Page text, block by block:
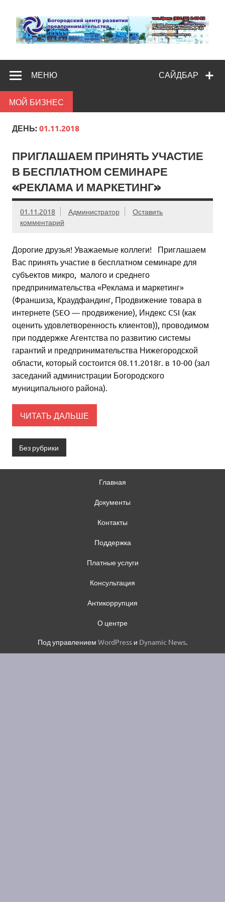
content
САЙДБАР
МЕНЮ
МОЙ БИЗНЕС
ДЕНЬ:01.11.2018
ПРИГЛАШАЕМ ПРИНЯТЬ УЧАСТИЕ
В БЕСПЛАТНОМ СЕМИНАРЕ
«РЕКЛАМА И МАРКЕТИНГ»
01.11.2018 Администратор
Оставить
комментарий
Дорогие друзья! Уважаемые коллеги! Приглашаем
Вас принять участие в бесплатном семинаре для
субъектов микро, малого и среднего
предпринимательства «Реклама и маркетинг»
(Франшиза, Краудфандинг, Продвижение товара в
интернете (SEO — продвижение), Индекс CSI (как
оценить удовлетворенность клиентов)), проводимом
при поддержке Агентства по развитию системы
гарантий и предпринимательства Нижегородской
области, который состоится 08.11.2018г. в 10-00 (зал
заседаний администрации Богородского
муниципального района).
ЧИТАТЬ ДАЛЬШЕ
Без рубрики
Главная
Документы
Контакты
Поддержка
Платные услуги
Консультация
Антикоррупция
О центре
Под управлением WordPress и Dynamic News.